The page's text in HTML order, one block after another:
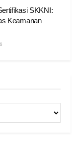
SKKNI:
Keamanan